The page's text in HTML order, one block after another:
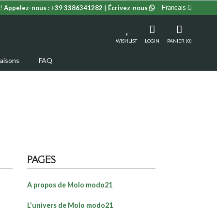
Francais
! Appelez-nous :+39 3386341282 Écrivez-nous
WISHLIST LOGIN PANIER (0)
FAQ
PAGES
A propos de Molo modo21
L'univers de Molo modo21